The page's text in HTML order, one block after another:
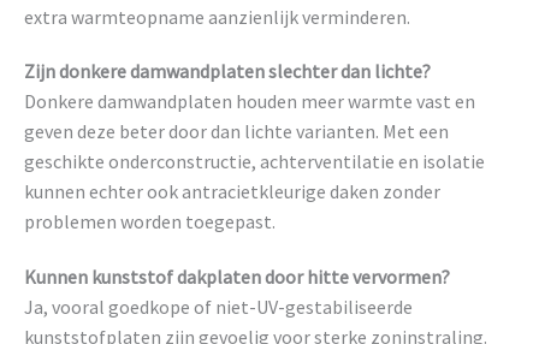
extra warmteopname aanzienlijk verminderen.
Zijn donkere damwandplaten slechter dan lichte?
Donkere damwandplaten houden meer warmte vast en
geven deze beter door dan lichte varianten. Met een
geschikte onderconstructie, achterventilatie en isolatie
kunnen echter ook antracietkleurige daken zonder
problemen worden toegepast.
Kunnen kunststof dakplaten door hitte vervormen?
Ja, vooral goedkope of niet-UV-gestabiliseerde
kunststofplaten zijn gevoelig voor sterke zoninstraling.